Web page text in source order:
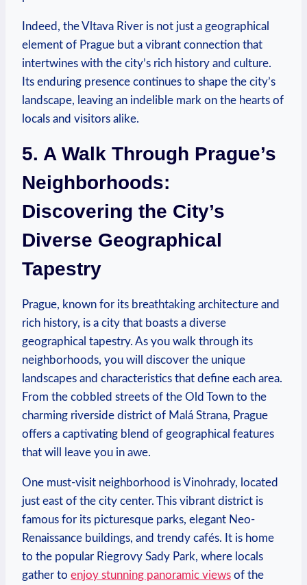
Indeed,⁤ the Vltava River is not just a ​geographical
element ⁣of Prague but a vibrant connection that
⁣intertwines with the city’s‌ rich history and culture.
Its⁤ enduring presence ‍continues to⁤ shape the​ city’s
⁢landscape, leaving an indelible⁣ mark ⁢on the hearts of
locals‌ and visitors alike.
5. A Walk Through ‍Prague’s
Neighborhoods:
Discovering the⁤ City’s
Diverse Geographical
Tapestry
Prague, known​ for⁢ its breathtaking architecture and
rich history, is‍ a city that boasts a diverse
geographical tapestry.⁢ As you walk through⁤ its
neighborhoods,‍ you will discover the unique
landscapes and‍ characteristics ⁣that ‍define​ each area.
From the​ cobbled streets of the Old⁢ Town to the
charming riverside district of ⁣Malá Strana, Prague
offers a ⁢captivating blend⁢ of geographical features
that will leave you in awe.
One must-visit⁤ neighborhood is⁤ Vinohrady, located⁤
just east ‌of the city center. This⁢ vibrant district⁤ is
⁤famous for its picturesque parks, elegant Neo-
Renaissance buildings, and ‌trendy cafés. It is home
to ‌the ⁢popular Riegrovy Sady Park, where locals
gather to enjoy stunning panoramic views of the‌